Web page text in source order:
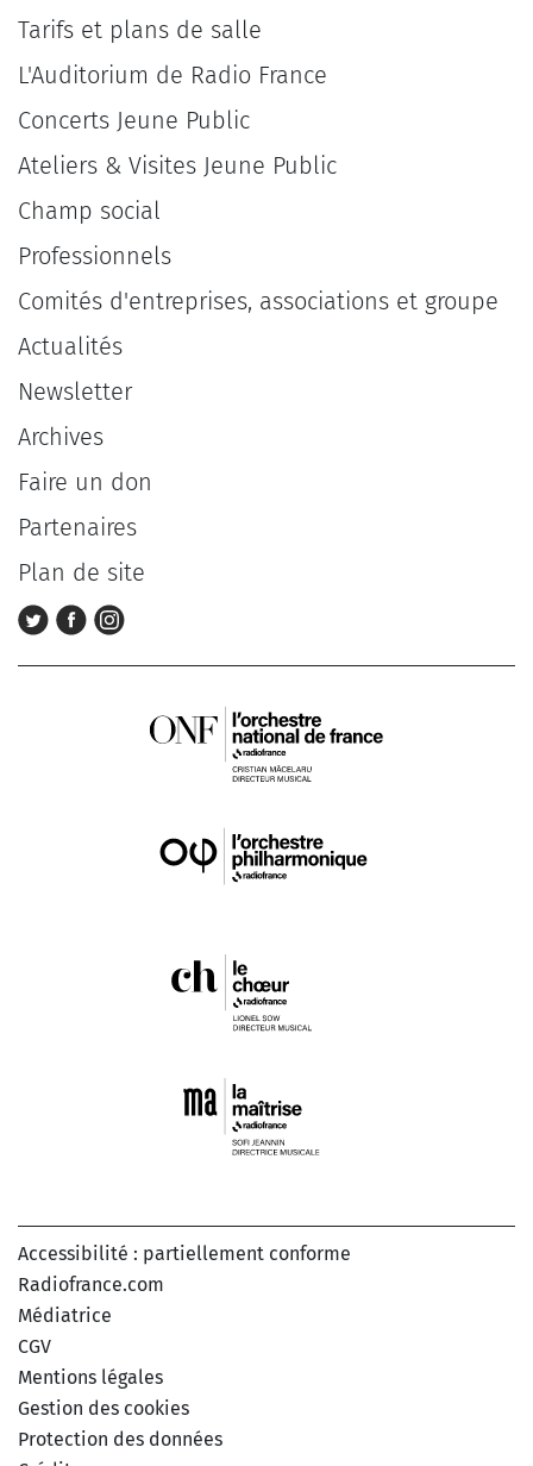
Tarifs et plans de salle
L'Auditorium de Radio France
Concerts Jeune Public
Ateliers & Visites Jeune Public
Champ social
Professionnels
Comités d'entreprises, associations et groupe
Actualités
Newsletter
Archives
Faire un don
Partenaires
Plan de site
Accessibilité : partiellement conforme
Radiofrance.com
Médiatrice
CGV
Mentions légales
Gestion des cookies
Protection des données